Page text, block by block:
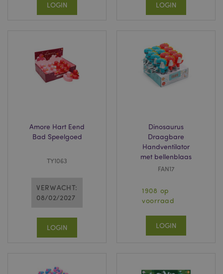
LOGIN LOGIN
Amore Hart Eend
Bad Speelgoed
TY1063
VERWACHT:
08/02/2027
LOGIN
Dinosaurus
Draagbare
Handventilator
met bellenblaas
FAN17
1908 op
voorraad
LOGIN